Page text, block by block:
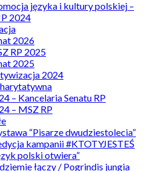
języka i kultury polskiej –
2024
2026
RP 2025
2025
2024
– Kancelaria Senatu RP
– MSZ RP
“Pisarze dwudziestolecia”
kampanii #KTOTYJESTEŚ
polski otwiera”
łączy / Pogrindis jungia